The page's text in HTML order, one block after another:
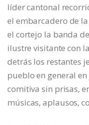
líder cantonal
el embarcadero de
el cortejo la banda
ilustre visitante con
detrás los restantes
pueblo en general
comitiva sin prisas,
músicas, aplausos,